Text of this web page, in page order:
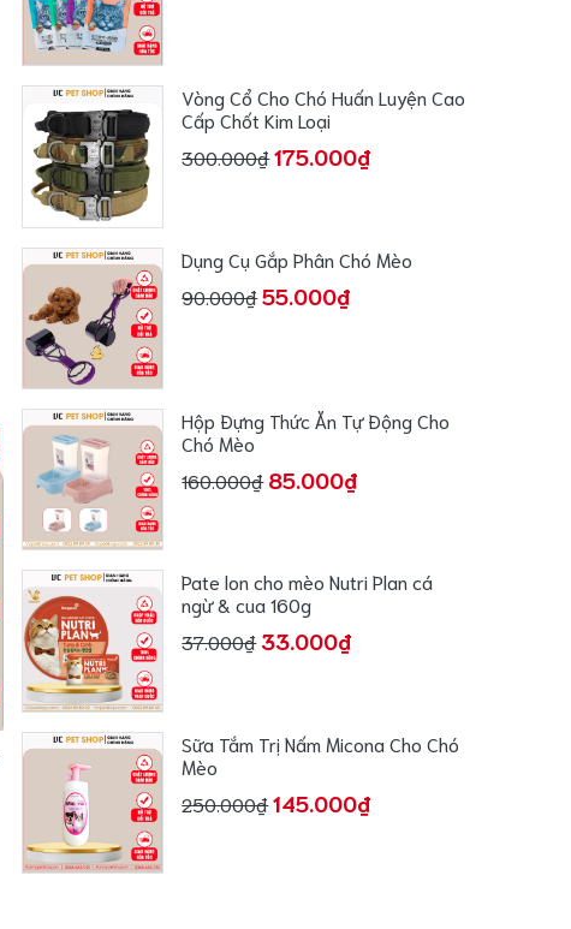
Vòng Cổ Cho Chó Huấn Luyện Cao
Cấp Chốt Kim Loại
300.000₫175.000₫
Dụng Cụ Gắp Phân Chó Mèo
90.000₫55.000₫
Hộp Đựng Thức Ăn Tự Động Cho
Chó Mèo
160.000₫ 85.000₫
Pate lon cho mèo Nutri Plan cá
ngừ & cua 160g
37.000₫33.000₫
Sữa Tắm Trị Nấm Micona Cho Chó
Mèo
250.000₫145.000₫